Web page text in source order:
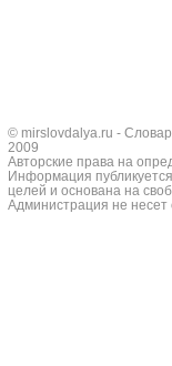
© mirslovdalya.ru -
2009
Авторские права на
Информация
целей и основана на
Администрация не несет